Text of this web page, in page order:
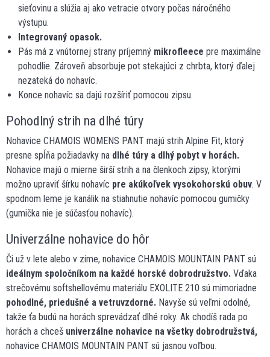
sieťovinu a slúžia aj ako vetracie otvory počas náročného
výstupu.
Integrovaný opasok.
Pás má z vnútornej strany príjemný mikrofleece pre maximálne
pohodlie. Zároveň absorbuje pot stekajúci z chrbta, ktorý ďalej
nezateká do nohavíc.
Konce nohavíc sa dajú rozšíriť pomocou zipsu.
Pohodlný strih na dlhé túry
Nohavice CHAMOIS WOMENS PANT majú strih Alpine Fit, ktorý
presne spĺňa požiadavky na dlhé túry a dlhý pobyt v horách.
Nohavice majú o mierne širší strih a na členkoch zipsy, ktorými
možno upraviť šírku nohavíc pre akúkoľvek vysokohorskú obuv. V
spodnom leme je kanálik na stiahnutie nohavíc pomocou gumičky
(gumička nie je súčasťou nohavíc).
Univerzálne nohavice do hôr
Či už v lete alebo v zime, nohavice CHAMOIS MOUNTAIN PANT sú
ideálnym spoločníkom na každé horské dobrodružstvo. Vďaka
strečovému softshellovému materiálu EXOLITE 210 sú mimoriadne
pohodlné, priedušné a vetruvzdorné. Navyše sú veľmi odolné,
takže ťa budú na horách sprevádzať dlhé roky. Ak chodíš rada po
horách a chceš univerzálne nohavice na všetky dobrodružstvá,
nohavice CHAMOIS MOUNTAIN PANT sú jasnou voľbou.